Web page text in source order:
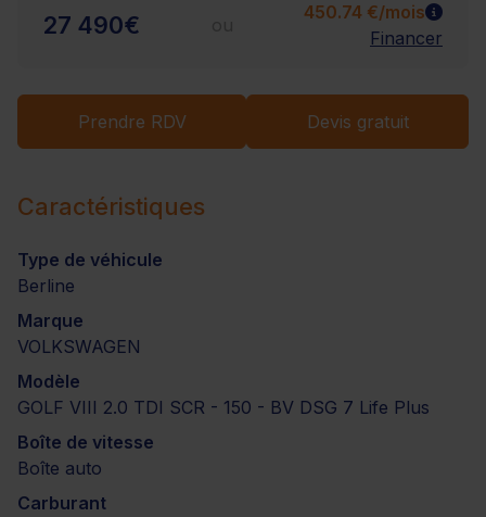
27 490€
450.74 €/mois
Financer
Prendre RDV Devis gratuit
Caractéristiques
Type de véhicule
Berline
Marque
VOLKSWAGEN
Modèle
GOLF VIII 2.0 TDI SCR - 150 - BV DSG 7 Life Plus
Boîte de vitesse
Boîte auto
Carburant